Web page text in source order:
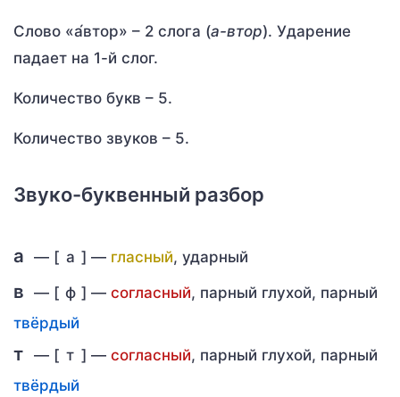
Слово «а́втор» – 2 слога (а-втор). Ударение
падает на 1-й слог.
Количество букв – 5.
Количество звуков – 5.
Звуко-буквенный разбор
а — [ а ] — гласный, ударный
в — [ ф ] — согласный, парный глухой, парный
твёрдый
т — [ т ] — согласный, парный глухой, парный
твёрдый